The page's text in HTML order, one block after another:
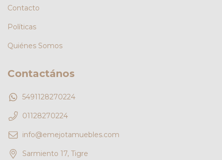
Contacto
Políticas
Quiénes Somos
Contactános
5491128270224
01128270224
info@emejotamuebles.com
Sarmiento 17, Tigre